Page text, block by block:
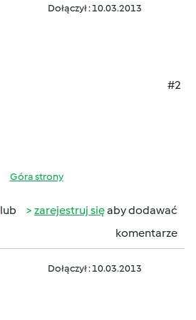
Dołączył : 10.03.2013
#2
Góra strony
lub zarejestruj sięaby dodawać
komentarze
Dołączył : 10.03.2013